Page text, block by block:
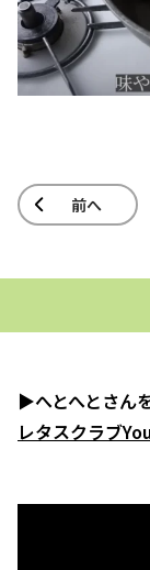
前へ
▶へとへとさん
レタスクラブ